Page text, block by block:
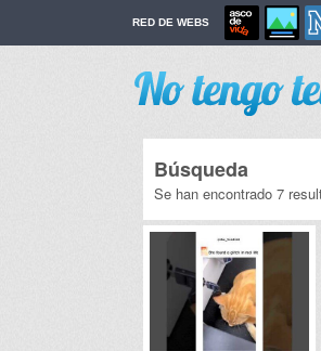
RED DE WEBS
Búsqueda
Se han encontrado 7